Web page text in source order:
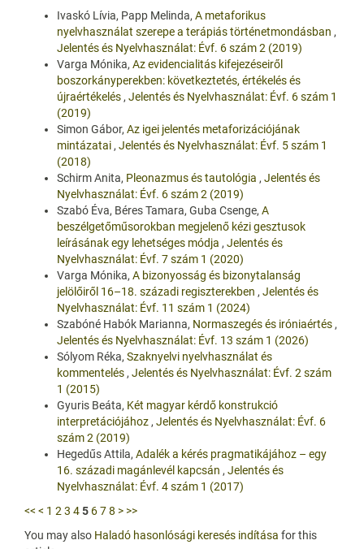
Ivaskó Lívia, Papp Melinda, A metaforikus
nyelvhasználat szerepe a terápiás történetmondásban ,
Jelentés és Nyelvhasználat: Évf. 6 szám 2 (2019)
Varga Mónika, Az evidencialitás kifejezéseiről
boszorkányperekben: következtetés, értékelés és
újraértékelés, Jelentés és Nyelvhasználat: Évf. 6 szám 1
(2019)
Simon Gábor, Az igei jelentés metaforizációjának
mintázatai, Jelentés és Nyelvhasználat: Évf. 5 szám 1
(2018)
Schirm Anita, Pleonazmus és tautológia , Jelentés és
Nyelvhasználat: Évf. 6 szám 2 (2019)
Szabó Éva, Béres Tamara, Guba Csenge, A
beszélgetőműsorokban megjelenő kézi gesztusok
leírásának egy lehetséges módja , Jelentés és
Nyelvhasználat: Évf. 7 szám 1 (2020)
Varga Mónika, A bizonyosság és bizonytalanság
jelölőiről 16–18. századi regiszterekben , Jelentés és
Nyelvhasználat: Évf. 11 szám 1 (2024)
Szabóné Habók Marianna, Normaszegés és iróniaértés,
Jelentés és Nyelvhasználat: Évf. 13 szám 1 (2026)
Sólyom Réka, Szaknyelvi nyelvhasználat és
kommentelés, Jelentés és Nyelvhasználat: Évf. 2 szám
1 (2015)
Gyuris Beáta, Két magyar kérdő konstrukció
interpretációjához, Jelentés és Nyelvhasználat: Évf. 6
szám 2 (2019)
Hegedűs Attila, Adalék a kérés pragmatikájához – egy
16. századi magánlevél kapcsán , Jelentés és
Nyelvhasználat: Évf. 4 szám 1 (2017)
<< < 1 23 45 678 > >>
You may also Haladó hasonlósági keresés indítása for this